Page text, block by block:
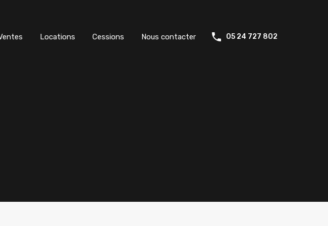
Locations Cessions Nous contacter 05 24 727 802